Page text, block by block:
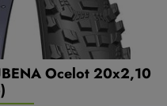
Ocelot 20x2,10